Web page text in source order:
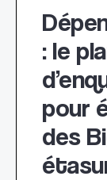
: le
pour
des